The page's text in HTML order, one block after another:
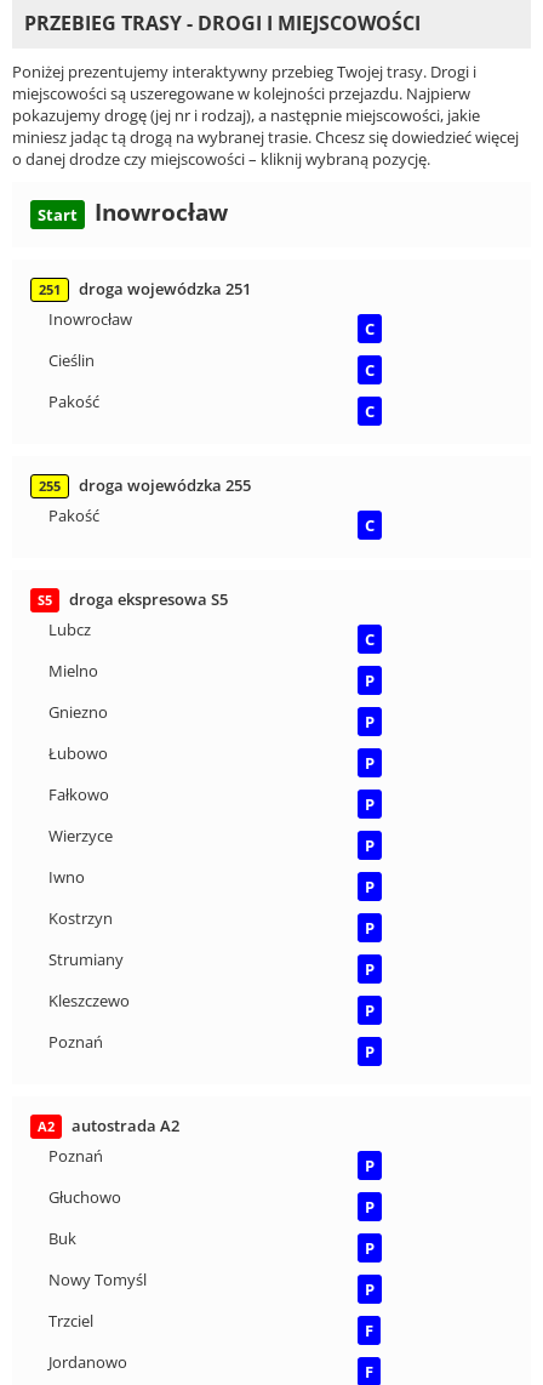
PRZEBIEG TRASY - DROGI I MIEJSCOWOŚCI
Poniżej prezentujemy interaktywny przebieg Twojej trasy. Drogi i
miejscowości są uszeregowane w kolejności przejazdu. Najpierw
pokazujemy drogę (jej nr i rodzaj), a następnie miejscowości, jakie
miniesz jadąc tą drogą na wybranej trasie. Chcesz się dowiedzieć więcej
o danej drodze czy miejscowości – kliknij wybraną pozycję.
Start Inowrocław
251
droga wojewódzka 251
Inowrocław
C
Cieślin
C
Pakość
C
255
droga wojewódzka 255
Pakość
C
S5
droga ekspresowa S5
Lubcz
C
Mielno
P
Gniezno
P
Łubowo
P
Fałkowo
P
Wierzyce
P
Iwno
P
Kostrzyn
P
Strumiany
P
Kleszczewo
P
Poznań
P
A2
autostrada A2
Poznań
P
Głuchowo
P
Buk
P
Nowy Tomyśl
P
Trzciel
F
Jordanowo
F